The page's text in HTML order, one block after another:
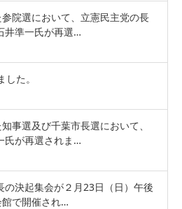
院選において、立憲民主党の長
井準一氏が再選…
た。
事選及び千葉市長選において、
氏が再選されま…
の決起集会が２月23日（日）午後
で開催され…